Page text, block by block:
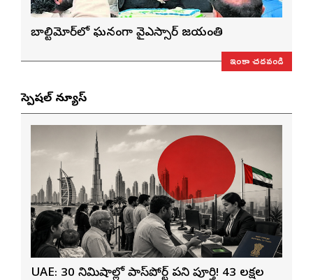
బాల్టిమోర్‌లో ఘనంగా వైఎస్సార్‌ జయంతి
ఇంకా చదవండి
స్పెషల్ న్యూస్
UAE: 30 నిమిషాల్లో పాస్‌పోర్ట్ పని పూర్తి! 43 లక్షల